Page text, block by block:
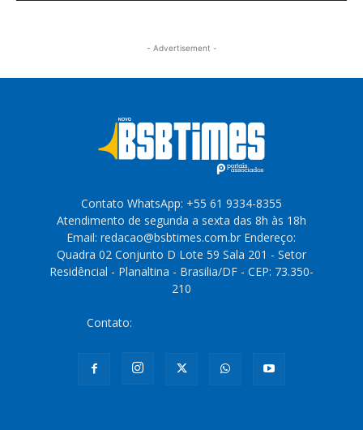
- Advertisement -
Contato WhatsApp: +55 61 9334-8355
Atendimento de segunda a sexta das 8h às 18h
Email: redacao@bsbtimes.com.br Endereço:
Quadra 02 Conjunto D Lote 59 Sala 201 - Setor
Residêncial - Planaltina - Brasilia/DF - CEP: 73.350-
210
Contato: